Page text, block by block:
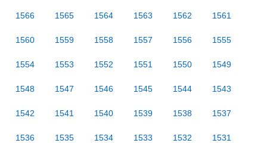
1566 1565 1564 1563 1562 1561
1560 1559 1558 1557 1556 1555
1554 1553 1552 1551 1550 1549
1548 1547 1546 1545 1544 1543
1542 1541 1540 1539 1538 1537
1536 1535 1534 1533 1532 1531